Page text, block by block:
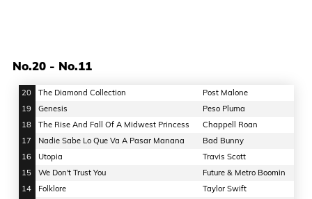
No.20 - No.11
20 The Diamond Collection
Post Malone
19
Genesis
Peso Pluma
18
The Rise And Fall Of A Midwest Princess
Chappell Roan
17
Nadie Sabe Lo Que Va A Pasar Manana
Bad Bunny
16
Utopia
Travis Scott
15
We Don't Trust You
Future & Metro Boomin
14
Folklore
Taylor Swift